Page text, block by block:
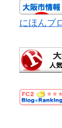
にほんブ